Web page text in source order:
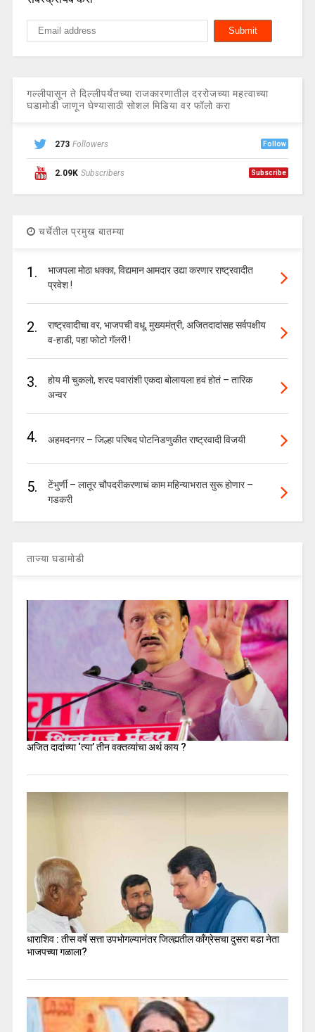
गल्लीपासून ते दिल्लीपर्यंतच्या राजकारणातील दररोजच्या महत्वाच्या
घडामोडी जाणून घेण्यासाठी सोशल मिडिया वर फॉलो करा
273 Followers Follow
2.09K Subscribers Subscribe
चर्चेतील प्रमुख बातम्या
1.
भाजपला मोठा धक्का, विद्यमान आमदार उद्या करणार राष्ट्रवादीत
प्रवेश !
2.
राष्ट्रवादीचा वर, भाजपची वधू, मुख्यमंत्री, अजितदादांसह सर्वपक्षीय
व-हाडी, पहा फोटो गॅलरी !
3.
होय मी चुकलो, शरद पवारांशी एकदा बोलायला हवं होतं – तारिक
अन्वर
4. अहमदनगर – जिल्हा परिषद पोटनिडणुकीत राष्ट्रवादी विजयी
5.
टेंभुर्णी – लातूर चौपदरीकरणाचं काम महिन्याभरात सुरू होणार –
गडकरी
ताज्या घडामोडी
अजित दादांच्या ‘त्या’ तीन वक्तव्यांचा अर्थ काय ?
धाराशिव : तीस वर्षे सत्ता उपभोगल्यानंतर जिल्ह्यतील कॉंग्रेसचा दुसरा बडा नेता
भाजपच्या गळाला?